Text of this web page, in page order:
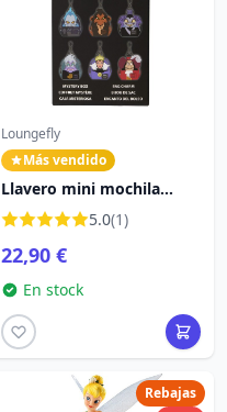
Loungefly
Más vendido
Llavero mini mochila
misterio de los villanos -
Disney Loungefly
5.0(1)
22,90 €
En stock
Rebajas